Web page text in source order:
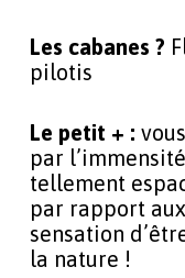
Les cabanes ?
pilotis
Le petit + :
par
tellement
par rapport
sensation
la nature !